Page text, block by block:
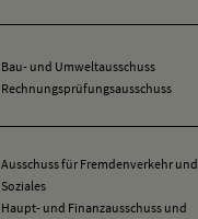
Bau- und Umweltausschuss
Rechnungsprüfungsausschuss
Ausschuss für Fremdenverkehr und
Soziales
Haupt- und Finanzausschuss und